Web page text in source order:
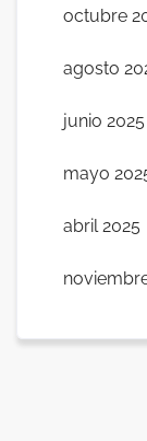
octubre
agosto
junio 2025
mayo
abril 2025